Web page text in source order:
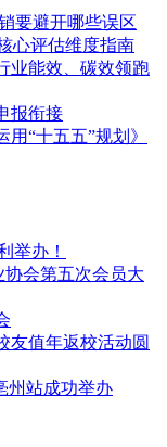
要避开哪些误区
心评估维度指南
业能效、碳效领跑
报衔接
“十五五”规划》
举办！
会第五次会员大
友值年返校活动圆
州站成功举办